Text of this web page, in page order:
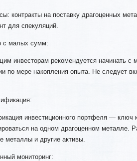
контракты на поставку драгоценных
для спекуляций.
с малых сумм:
инвесторам рекомендуется начинать с
по мере накопления опыта. Не следует
инвестиционного портфеля — ключ
на одном драгоценном металле.
металлы и другие активы.
мониторинг: